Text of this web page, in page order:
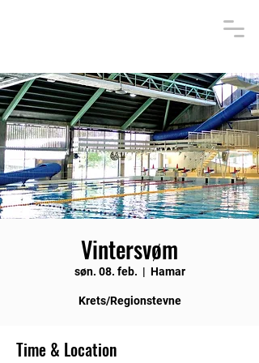
Vintersvøm
søn. 08. feb.
  |
Hamar
Krets/Regionstevne
Time & Location